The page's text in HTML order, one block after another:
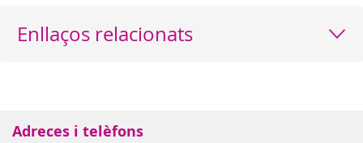
Enllaços relacionats
Adreces i telèfons